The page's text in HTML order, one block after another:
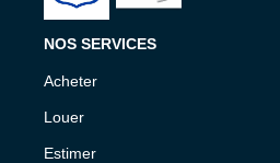
NOS SERVICES
Acheter
Louer
Estimer